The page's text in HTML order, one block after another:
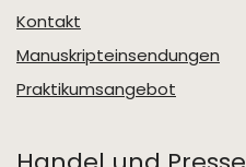
Kontakt
Manuskripteinsendungen
Praktikumsangebot